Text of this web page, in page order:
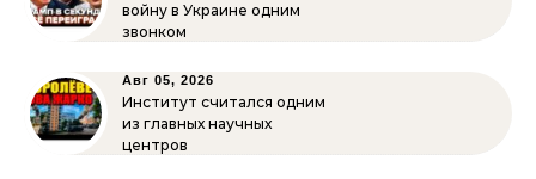
войну в Украине одним
звонком
Авг 05, 2026
Институт считался одним
из главных научных
центров